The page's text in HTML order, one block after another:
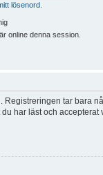
lösenord.
online denna session.
Registreringen tar bara
har läst och